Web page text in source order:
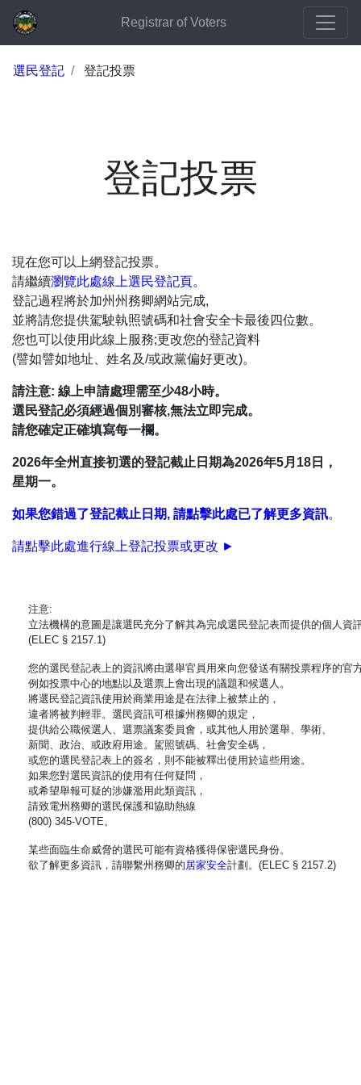
Registrar of Voters
選民登記 登記投票
登記投票
現在您可以上網登記投票。
請繼續瀏覽此處線上選民登記頁。
登記過程將於加州州務卿網站完成,
並將請您提供駕駛執照號碼和社會安全卡最後四位數。
您也可以使用此線上服務;更改您的登記資料
(譬如譬如地址、姓名及/或政黨偏好更改)。
請注意: 線上申請處理需至少48小時。
選民登記必須經過個別審核,無法立即完成。
請您確定正確填寫每一欄。
2026年全州直接初選的登記截止日期為2026年5月18日，
星期一。
如果您錯過了登記截止日期, 請點擊此處已了解更多資訊。
請點擊此處進行線上登記投票或更改 ►
注意:
立法機構的意圖是讓選民充分了解其為完成選民登記表而提供的個人資
(ELEC § 2157.1)
您的選民登記表上的資訊將由選舉官員用來向您發送有關投票程序的官
例如投票中心的地點以及選票上會出現的議題和候選人。
將選民登記資訊使用於商業用途是在法律上被禁止的，
違者將被判輕罪。選民資訊可根據州務卿的規定，
提供給公職候選人、選票議案委員會，或其他人用於選舉、學術、
新聞、政治、或政府用途。駕照號碼、社會安全碼，
或您的選民登記表上的簽名，則不能被釋出使用於這些用途。
如果您對選民資訊的使用有任何疑問，
或希望舉報可疑的涉嫌濫用此類資訊，
請致電州務卿的選民保護和協助熱線
(800) 345-VOTE。
某些面臨生命威脅的選民可能有資格獲得保密選民身份。
欲了解更多資訊，請聯繫州務卿的居家安全計劃。(ELEC § 2157.2)